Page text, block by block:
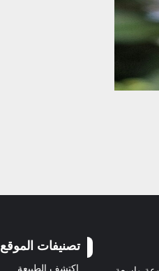
تصنيفات الموقع
اكتشف الطبيعة